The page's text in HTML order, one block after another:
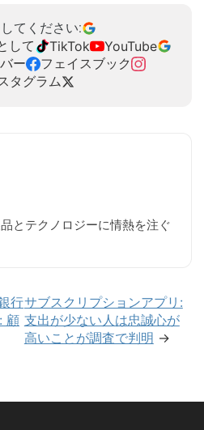
てください:
して TikTok
YouTube
ー
フェイスブック
タグラム
とテクノロジーに情熱を注ぐ
行
顧
サブスクリプションアプリ:
支出が少ない人は忠誠心が
高いことが調査で判明 →